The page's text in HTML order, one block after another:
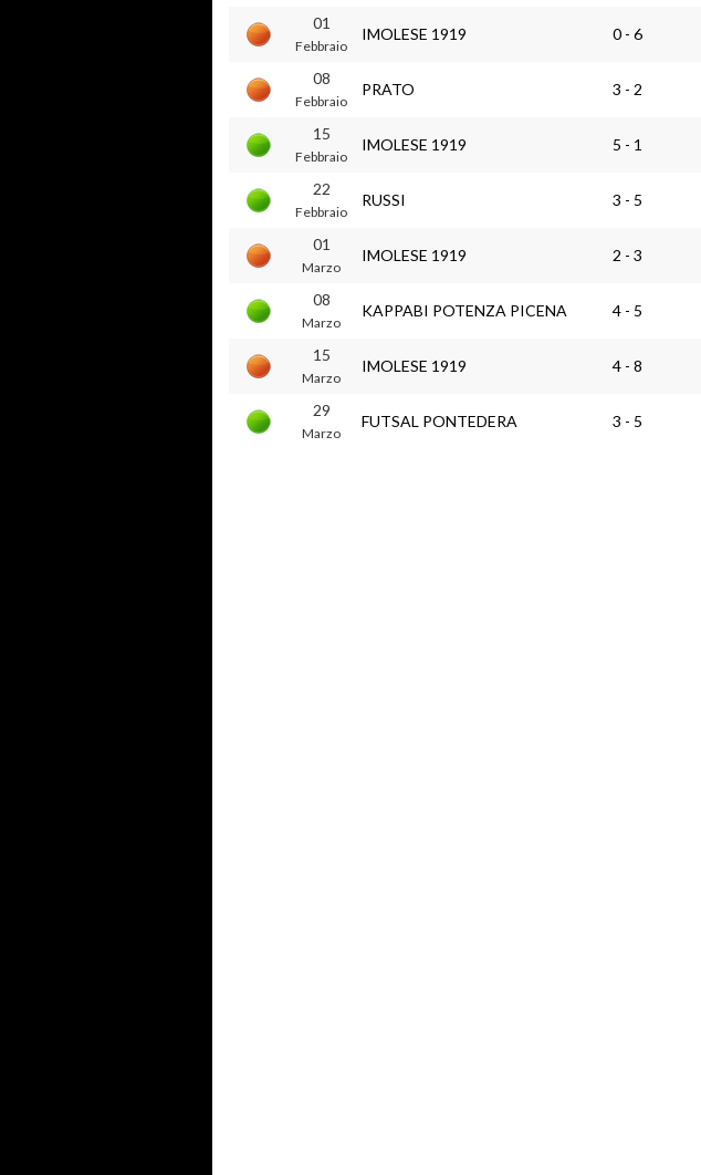
01
Febbraio
IMOLESE 1919 0 - 6
08
Febbraio
PRATO 3 - 2
15
Febbraio
IMOLESE 1919 5 - 1
22
Febbraio
RUSSI 3 - 5
01
Marzo
IMOLESE 1919 2 - 3
08
Marzo
KAPPABI POTENZA PICENA 4 - 5
15
Marzo
IMOLESE 1919 4 - 8
29
Marzo
FUTSAL PONTEDERA 3 - 5